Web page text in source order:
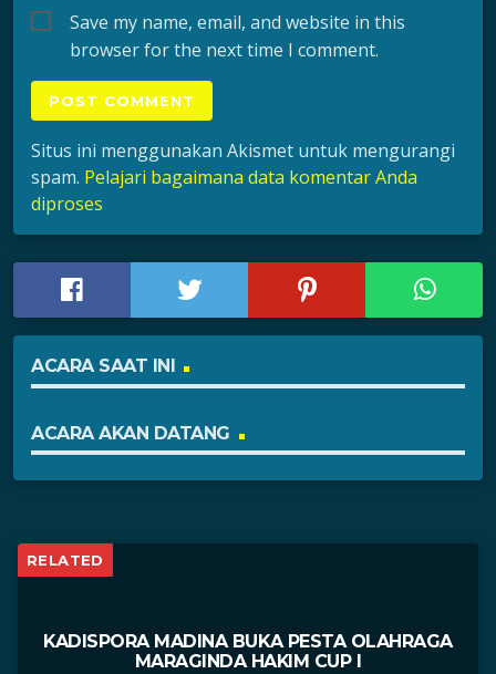
Save my name, email, and website in this
browser for the next time I comment.
Situs ini menggunakan Akismet untuk mengurangi
spam. Pelajari bagaimana data komentar Anda
diproses
ACARA SAAT INI
ACARA AKAN DATANG
RELATED
KADISPORA MADINA BUKA PESTA OLAHRAGA
MARAGINDA HAKIM CUP I